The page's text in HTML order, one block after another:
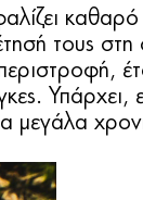
καθαρό
τους
Υπάρχει,
μεγάλα